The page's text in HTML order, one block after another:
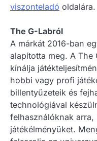
viszonteladó oldalára.
The G-Labról
A márkát 2016-ban
alapította meg. A The
kínálja
hobbi vagy profi
billentyűzeteik és
technológiával
felhasználóknak
játékélményüket.